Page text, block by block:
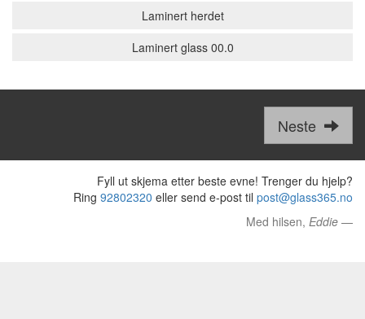
Laminert herdet
Laminert glass 00.0
Neste
Fyll ut skjema etter beste evne! Trenger du hjelp?
Ring 92802320 eller send e-post til post@glass365.no
Med hilsen, Eddie